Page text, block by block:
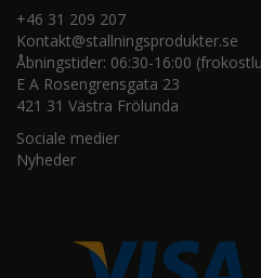
+46 31 209 207
Kontakt@stallningsprodukter.se
Åbningstider: 06:30-16:00
E A Rosengrensgata 23
421 31 Västra Frölunda
Sociale medier
Nyheder